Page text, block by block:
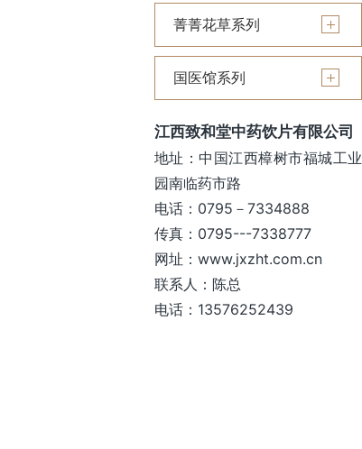
菁菁花草系列
国医馆系列
江西致和堂中药饮片有限公司
地址：中国江西樟树市福城工业
园南临药市路
电话：0795－7334888
传真：0795---7338777
网址：www.jxzht.com.cn
联系人：陈总
电话：13576252439